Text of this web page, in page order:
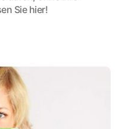
Sie hier!